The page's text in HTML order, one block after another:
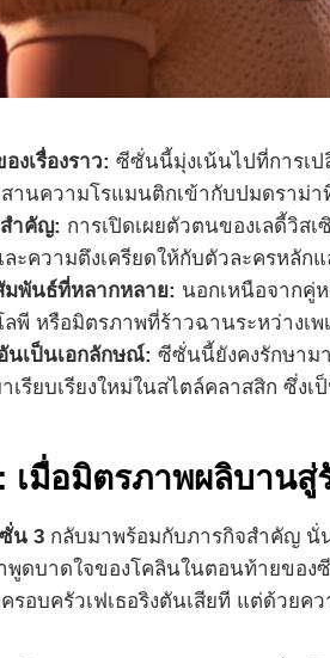
งเรื่องราว: ซีซั่นนี้มุ่งเน้นไปที่การเป
านความโรแมนติกเข้ากับปมดราม่า
ำคัญ: การเปิดเผยตัวตนของเลดี้วิส
ะความตึงเครียดให้กับตัวละครหลัก
พันธ์ที่หลากหลาย: นอกเหนือจากคู่
ลพี หรือมิตรภาพที่ร้าวฉานระหว่างเพ
นเป็นเอกลักษณ์: ซีซั่นนี้ยังคงรักษาม
เรียบเรียงใหม่ในสไตล์คลาสสิก ซึ่ง
เมื่อมิตรภาพผลิบานสู่
น 3 กลับมาพร้อมกับภารกิจสำคัญ นั่
พูดบาดใจของโคลินในตอนท้ายของ
อบครัวเฟเธอริงตันเสียที แต่ด้วยค